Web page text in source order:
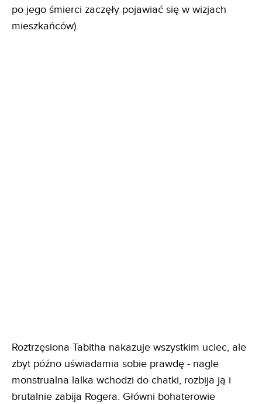
po jego śmierci zaczęły pojawiać się w wizjach
mieszkańców).
Roztrzęsiona Tabitha nakazuje wszystkim uciec, ale
zbyt późno uświadamia sobie prawdę - nagle
monstrualna lalka wchodzi do chatki, rozbija ją i
brutalnie zabija Rogera. Główni bohaterowie